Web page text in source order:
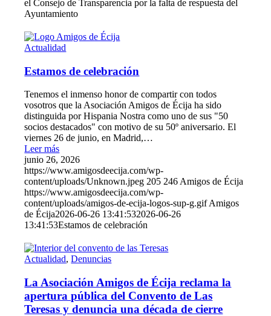
el Consejo de Transparencia por la falta de respuesta del
Ayuntamiento
Actualidad
Estamos de celebración
Tenemos el inmenso honor de compartir con todos
vosotros que la Asociación Amigos de Écija ha sido
distinguida por Hispania Nostra como uno de sus "50
socios destacados" con motivo de su 50º aniversario. El
viernes 26 de junio, en Madrid,…
Leer más
junio 26, 2026
https://www.amigosdeecija.com/wp-
content/uploads/Unknown.jpeg 205 246 Amigos de Écija
https://www.amigosdeecija.com/wp-
content/uploads/amigos-de-ecija-logos-sup-g.gif Amigos
de Écija2026-06-26 13:41:532026-06-26
13:41:53Estamos de celebración
Actualidad,Denuncias
La Asociación Amigos de Écija reclama la
apertura pública del Convento de Las
Teresas y denuncia una década de cierre